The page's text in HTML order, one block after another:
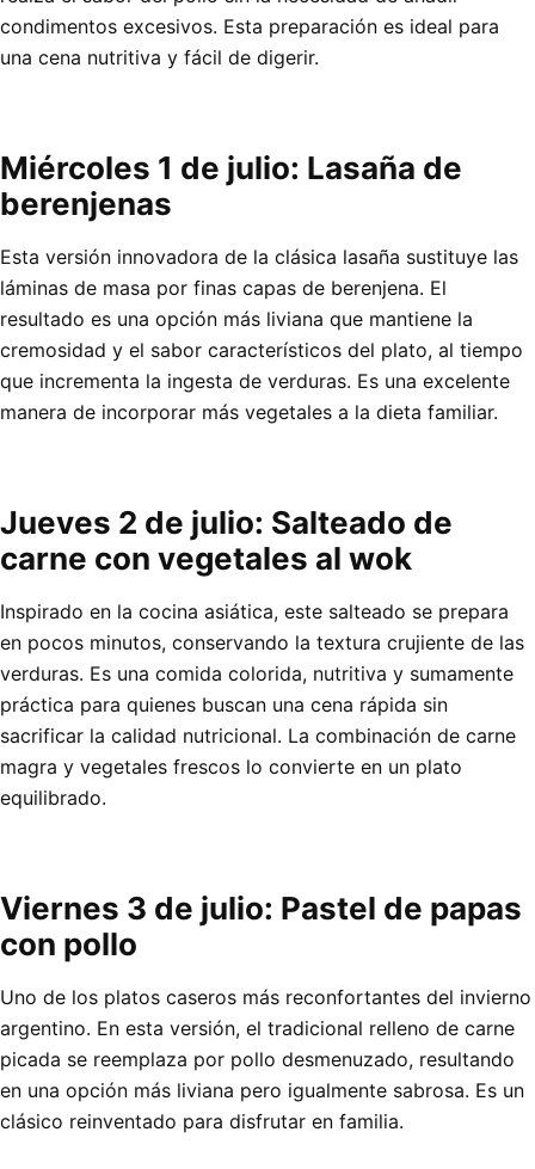
condimentos excesivos. Esta preparación es ideal para
una cena nutritiva y fácil de digerir.
Miércoles 1 de julio: Lasaña de
berenjenas
Esta versión innovadora de la clásica lasaña sustituye las
láminas de masa por finas capas de berenjena. El
resultado es una opción más liviana que mantiene la
cremosidad y el sabor característicos del plato, al tiempo
que incrementa la ingesta de verduras. Es una excelente
manera de incorporar más vegetales a la dieta familiar.
Jueves 2 de julio: Salteado de
carne con vegetales al wok
Inspirado en la cocina asiática, este salteado se prepara
en pocos minutos, conservando la textura crujiente de las
verduras. Es una comida colorida, nutritiva y sumamente
práctica para quienes buscan una cena rápida sin
sacrificar la calidad nutricional. La combinación de carne
magra y vegetales frescos lo convierte en un plato
equilibrado.
Viernes 3 de julio: Pastel de papas
con pollo
Uno de los platos caseros más reconfortantes del invierno
argentino. En esta versión, el tradicional relleno de carne
picada se reemplaza por pollo desmenuzado, resultando
en una opción más liviana pero igualmente sabrosa. Es un
clásico reinventado para disfrutar en familia.